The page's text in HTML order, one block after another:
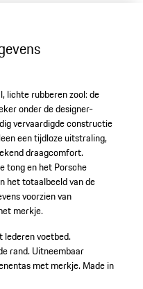
lichte rubberen zool: de
onder de designer-
vervaardigde constructie
een tijdloze uitstraling,
draagcomfort.
tong en het Porsche
het totaalbeeld van de
voorzien van
merkje.
lederen voetbed.
rand.Uitneembaar
met merkje.Made in